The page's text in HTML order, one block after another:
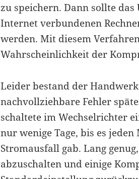
zu speichern. Dann sollte
Internet verbundenen
werden. Mit diesem
Wahrscheinlichkeit der
Leider bestand der
nachvollziehbare Fehler
schaltete im Wechselrichter
nur wenige Tage, bis es
Stromausfall gab. Lang
abzuschalten und einige